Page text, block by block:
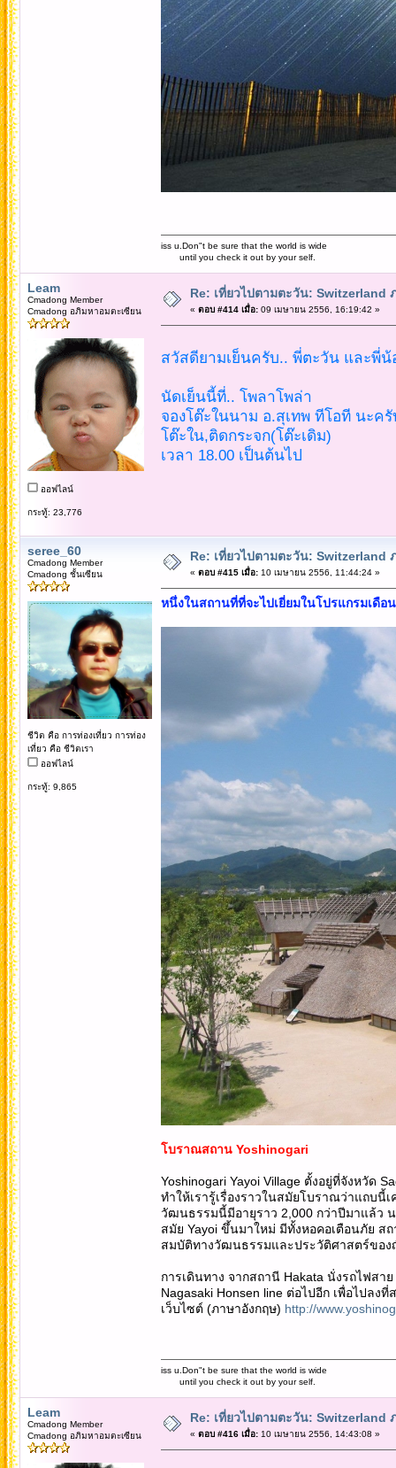
iss u.Don"t be sure that the world is wide
until you check it out by your self.
Leam
Cmadong Member
Cmadong อภิมหาอมตะเซียน
ออฟไลน์
กระทู้: 23,776
Re: เที่ยวไปตามตะวัน: Switzerland
« ตอบ #414 เมื่อ:09 เมษายน 2556, 16:19:42 »
สวัสดียามเย็นครับ.. พี่ตะวัน และพี่น้
นัดเย็นนี้ที่.. โพลาโพล่า
จองโต๊ะในนาม อ.สุเทพ ทีโอที นะครั
โต๊ะใน,ติดกระจก(โต๊ะเดิม)
เวลา 18.00 เป็นต้นไป
seree_60
Cmadong Member
Cmadong ชั้นเซียน
ชีวิต คือ การท่องเที่ยว การท่อง
เที่ยว คือ ชีวิตเรา
ออฟไลน์
กระทู้: 9,865
Re: เที่ยวไปตามตะวัน: Switzerland
« ตอบ #415 เมื่อ:10 เมษายน 2556, 11:44:24 »
หนึ่งในสถานที่ที่จะไปเยี่ยมในโปรแกรมเดือ
โบราณสถาน Yoshinogari
Yoshinogari Yayoi Village ตั้งอยู่ที่จังหวั
ทำให้เรารู้เรื่องราวในสมัยโบราณว่าแถบนี้
วัฒนธรรมนี้มีอายุราว 2,000 กว่าปีมาแล้ว
สมัย Yayoi ขึ้นมาใหม่ มีทั้งหอคอเตือนภัย ส
สมบัติทางวัฒนธรรมและประวัติศาสตร์ขอ
การเดินทาง จากสถานี Hakata นั่งรถไฟสา
Nagasaki Honsen line ต่อไปอีก เพื่อไปลง
เว็บไซต์ (ภาษาอังกฤษ) http://
iss u.Don"t be sure that the world is wide
until you check it out by your self.
Leam
Cmadong Member
Cmadong อภิมหาอมตะเซียน
Re: เที่ยวไปตามตะวัน: Switzerland
« ตอบ #416 เมื่อ:10 เมษายน 2556, 14:43:08 »